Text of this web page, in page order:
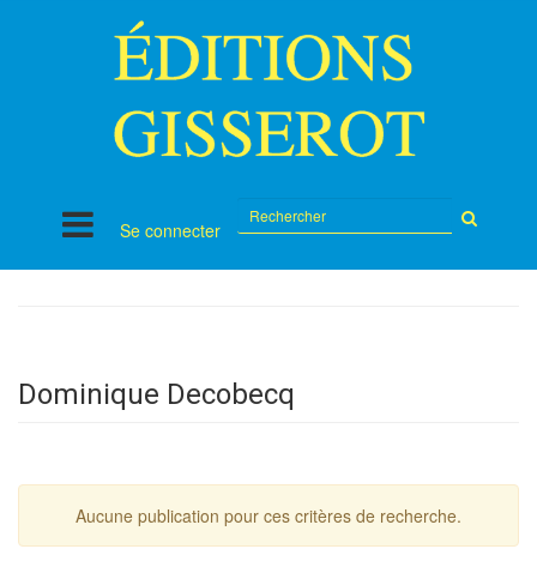
Se connecter
sur
Dominique Decobecq
Aucune publication pour ces critères de recherche.